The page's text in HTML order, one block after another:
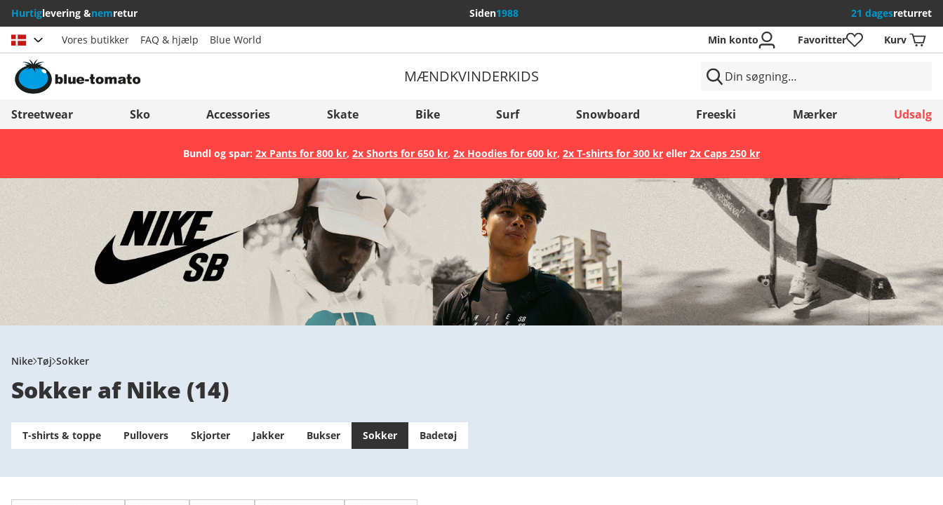
Hurtiglevering &nemretur Siden1988 21 dagesreturret
Vælg land
Österreich
Italia (Italiano)
Italien (Deutsch)
Suomi
United Kingdom
Slovenija
België (Nederlands)
Belgique (Français)
Norge
Gem
Vores butikker FAQ & hjælp Blue World Min konto Favoritter Kurv
MÆNDKVINDERKIDS
Streetwear Sko Accessories Skate Bike Surf Snowboard Freeski Mærker Udsalg
Bundl og spar: 2x Pants for 800 kr, 2x Shorts for 650 kr, 2x Hoodies for 600 kr, 2x T-shirts for 300 kreller 2x Caps 250 kr
Nike Tøj Sokker
Sokker af Nike (14)
T-shirts & toppe Pullovers Skjorter Jakker Bukser Sokker Badetøj